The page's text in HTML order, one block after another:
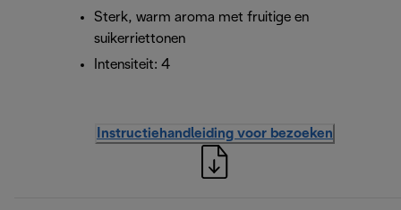
Sterk, warm aroma met fruitige en
suikerriettonen
Intensiteit: 4
Instructiehandleiding voor bezoeken